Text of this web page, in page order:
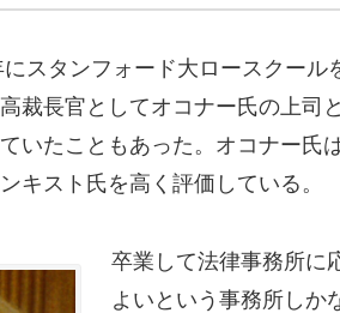
スタンフォード大ロースクール
裁長官としてオコナー氏の上司
いたこともあった。オコナー氏
キスト氏を高く評価している。
卒業して法律事務所に
よいという事務所しか